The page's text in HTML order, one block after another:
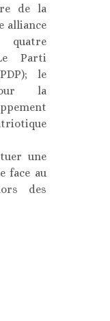
de la
alliance
Parti
le
la
une
face au
des